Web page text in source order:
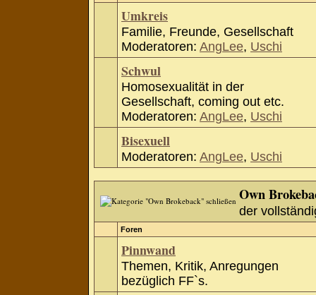
Umkreis
Familie, Freunde, Gesellschaft
Moderatoren: AngLee, Uschi
Schwul
Homosexualität in der
Gesellschaft, coming out etc.
Moderatoren: AngLee, Uschi
Bisexuell
Moderatoren: AngLee, Uschi
Own
der
Foren
Pinnwand
Themen, Kritik, Anregungen
bezüglich FF`s.